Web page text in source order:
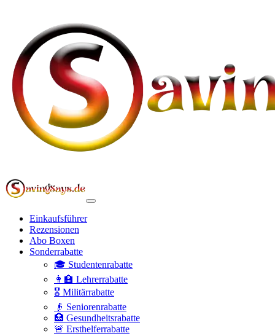
Einkaufsführer
Rezensionen
Abo Boxen
Sonderrabatte
🎓 Studentenrabatte
👩‍🏫 Lehrerrabatte
🎖️ Militärrabatte
👴 Seniorenrabatte
🏥 Gesundheitsrabatte
🚨 Ersthelferrabatte